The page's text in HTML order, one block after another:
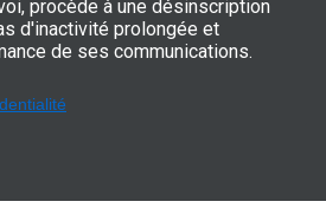
procède à une désinscription
d'inactivité prolongée et
de ses communications.